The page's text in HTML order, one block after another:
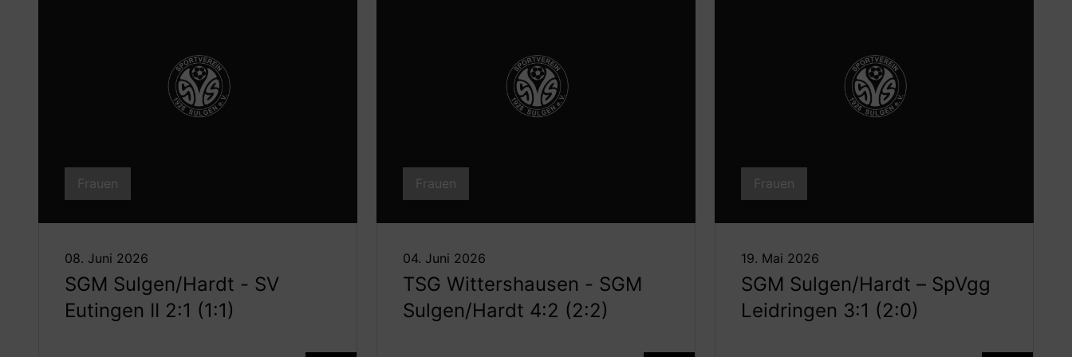
Frauen
08. Juni 2026
SGM Sulgen/Hardt - SV
Eutingen II 2:1 (1:1)
Frauen
04. Juni 2026
TSG Wittershausen - SGM
Sulgen/Hardt 4:2 (2:2)
Frauen
19. Mai 2026
SGM Sulgen/Hardt – SpVgg
Leidringen 3:1 (2:0)